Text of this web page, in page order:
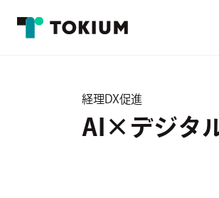
経理DX促進
AI×デジタル